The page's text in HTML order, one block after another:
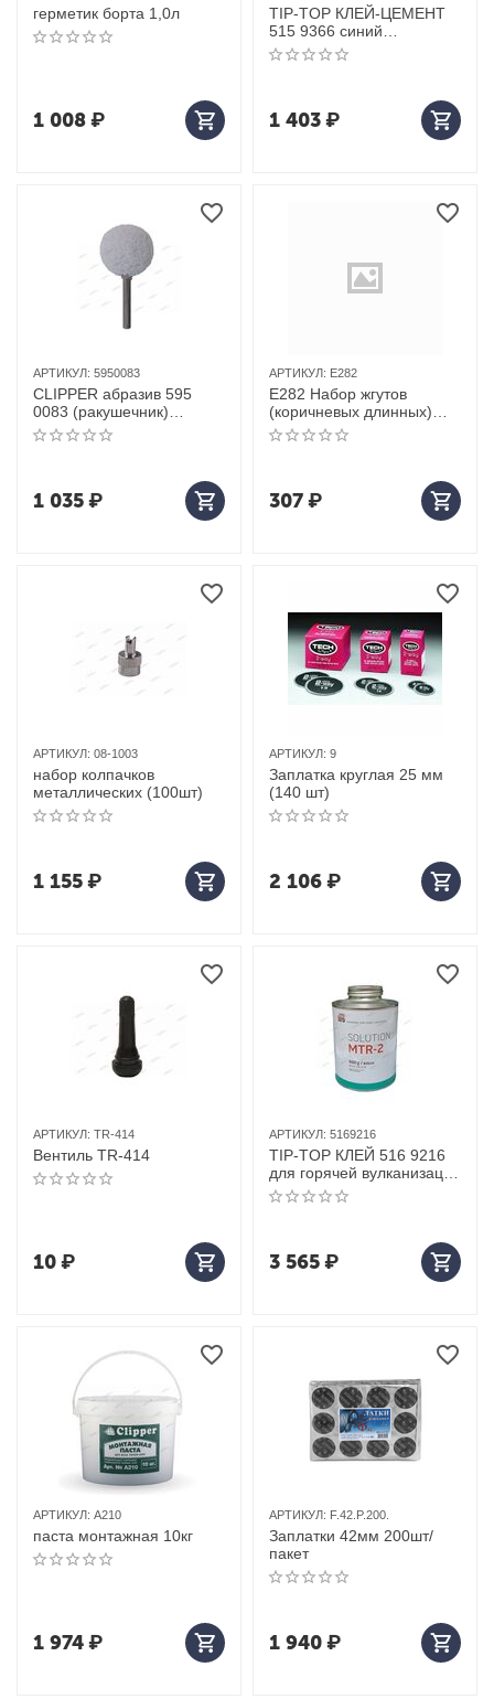
герметик борта 1,0л
1 008₽
TIP-TOP КЛЕЙ-ЦЕМЕНТ
515 9366 синий
(200гр/230мл.)
1 403₽
АРТИКУЛ: 5950083
CLIPPER абразив 595
0083 (ракушечник)
d=38мм
1 035₽
АРТИКУЛ: Е282
E282 Набор жгутов
(коричневых длинных)
204мм (25шт)
307₽
АРТИКУЛ: 08-1003
набор колпачков
металлических (100шт)
1 155₽
АРТИКУЛ: 9
Заплатка круглая 25 мм
(140 шт)
2 106₽
АРТИКУЛ: TR-414
Вентиль TR-414
10₽
АРТИКУЛ: 5169216
TIP-TOP КЛЕЙ 516 9216
для горячей вулканизации
600г/800мл
3 565₽
АРТИКУЛ: A210
паста монтажная 10кг
1 974₽
АРТИКУЛ: F.42.P.200.
Заплатки 42мм 200шт/
пакет
1 940₽